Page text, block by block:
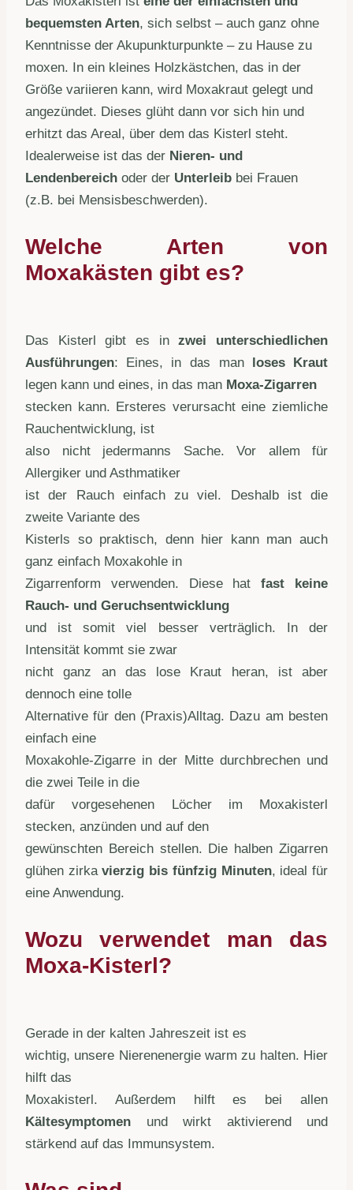
bequemsten Arten, sich selbst – auch ganz ohne
Kenntnisse der Akupunkturpunkte – zu Hause zu
moxen. In ein kleines Holzkästchen, das in der
Größe variieren kann, wird Moxakraut gelegt und
angezündet. Dieses glüht dann vor sich hin und
erhitzt das Areal, über dem das Kisterl steht.
Idealerweise ist das der Nieren- und
Lendenbereich oder der Unterleib bei Frauen
(z.B. bei Mensisbeschwerden).
Welche Arten von
Moxakästen gibt es?
Das Kisterl gibt es inzwei unterschiedlichen
Ausführungen: Eines, in das man loses Kraut
legen kann und eines, in das man Moxa-Zigarren
stecken kann. Ersteres verursacht eine ziemliche
Rauchentwicklung, ist
also nicht jedermanns Sache. Vor allem für
Allergiker und Asthmatiker
ist der Rauch einfach zu viel. Deshalb ist die
zweite Variante des
Kisterls so praktisch, denn hier kann man auch
ganz einfach Moxakohle in
Zigarrenform verwenden. Diese hat fast keine
Rauch- und Geruchsentwicklung
und ist somit viel besser verträglich. In der
Intensität kommt sie zwar
nicht ganz an das lose Kraut heran, ist aber
dennoch eine tolle
Alternative für den (Praxis)Alltag. Dazu am besten
einfach eine
Moxakohle-Zigarre in der Mitte durchbrechen und
die zwei Teile in die
dafür vorgesehenen Löcher im Moxakisterl
stecken, anzünden und auf den
gewünschten Bereich stellen. Die halben Zigarren
glühen zirkavierzig bis fünfzig Minuten, ideal für
eine Anwendung.
Wozu verwendet man das
Moxa-Kisterl?
Gerade in der kalten Jahreszeit ist es
wichtig, unsere Nierenenergie warm zu halten. Hier
hilft das
Moxakisterl. Außerdem hilft es bei allen
Kältesymptomen und wirkt aktivierend und
stärkend auf das Immunsystem.